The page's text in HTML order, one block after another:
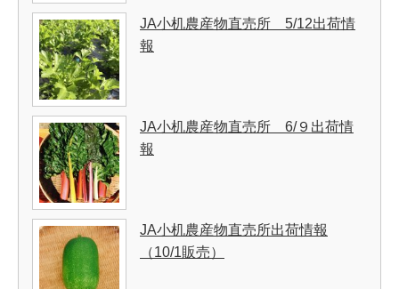
JA小机農産物直売所 5/12出荷情
報
JA小机農産物直売所 6/９出荷情
報
JA小机農産物直売所出荷情報
（10/1販売）